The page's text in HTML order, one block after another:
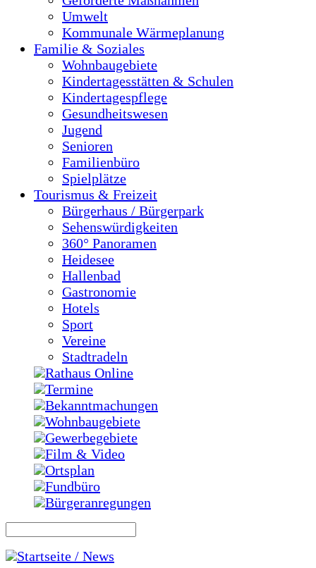
Umwelt
Kommunale Wärmeplanung
Familie & Soziales
Wohnbaugebiete
Kindertagesstätten & Schulen
Kindertagespflege
Gesundheitswesen
Jugend
Senioren
Familienbüro
Spielplätze
Tourismus & Freizeit
Bürgerhaus / Bürgerpark
Sehenswürdigkeiten
360° Panoramen
Heidesee
Hallenbad
Gastronomie
Hotels
Sport
Vereine
Stadtradeln
Rathaus Online
Termine
Bekanntmachungen
Wohnbaugebiete
Gewerbegebiete
Film & Video
Ortsplan
Fundbüro
Bürgeranregungen
Startseite / News